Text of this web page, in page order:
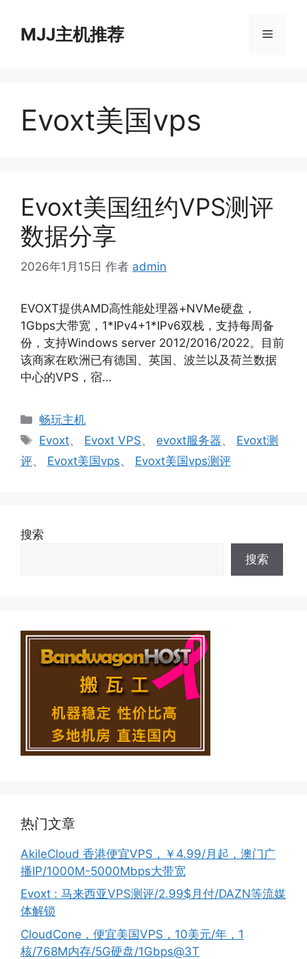
MJJ主机推荐 菜
Evoxt美国vps
Evoxt美国纽约VPS测评
数据分享
2026年1月15日 作者 admin
EVOXT提供AMD高性能处理器+NVMe硬盘，
1Gbps大带宽，1*IPv4+1*IPv6双栈，支持每周备
份，支持Windows server 2012/2016/2022。目前
该商家在欧洲已有德国、英国、波兰以及荷兰数据
中心的VPS，宿…
分
类
畅玩主机
标
签
Evoxt、 Evoxt VPS、 evoxt服务器、 Evoxt测
评、 Evoxt美国vps、 Evoxt美国vps测评
搜索
搜索
热门文章
AkileCloud 香港便宜VPS，￥4.99/月起，澳门广
播IP/1000M-5000Mbps大带宽
Evoxt : 马来西亚VPS测评/2.99$月付/DAZN等流媒
体解锁
CloudCone，便宜美国VPS，10美元/年，1
核/768M内存/5G硬盘/1Gbps@3T